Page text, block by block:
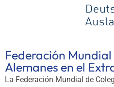
Federación
Alemanes en el
La Federación Mundial de